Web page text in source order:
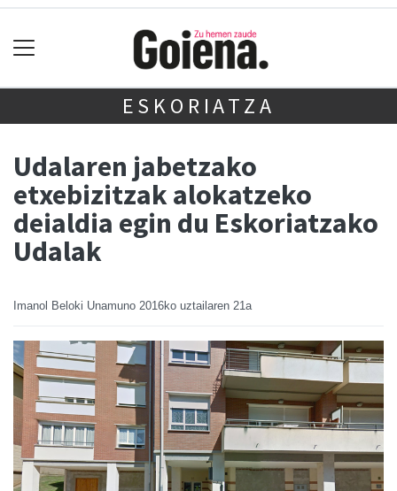
ESKORIATZA
Udalaren jabetzako
etxebizitzak alokatzeko
deialdia egin du Eskoriatzako
Udalak
Imanol Beloki Unamuno 2016ko uztailaren 21a